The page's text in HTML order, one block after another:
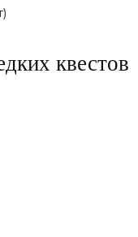
квестов